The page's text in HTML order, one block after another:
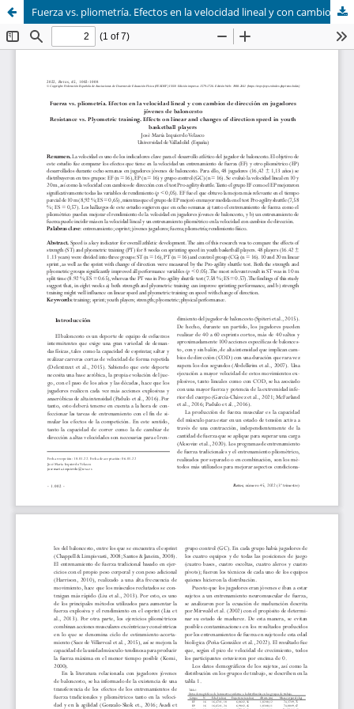
Fuerza vs. pliometría. Efectos en la velocidad lineal y con cambios de dirección en jugadores jóvenes de baloncesto (Resistance vs. Plyometric training. Effects on linear and changes of direction speed in youth basketball players)